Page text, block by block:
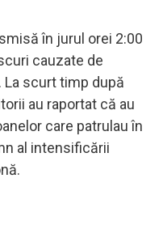
în jurul orei 2:00
cauzate de
scurt timp după
au raportat că au
care patrulau în
al intensificării